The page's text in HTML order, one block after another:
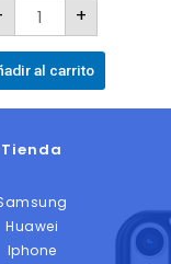
+
al carrito
Tienda
Huawei
Iphone